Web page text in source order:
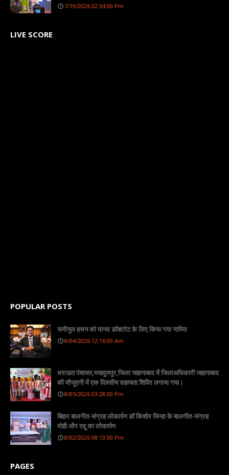
7/19/2026 02:34:00 Pm
LIVE SCORE
POPULAR POSTS
समीनुल हसन को मानद डॉक्टरेट के लिए किया गया नामित
8/04/2026 12:16:00 Am
धराऊत पंचायत,मखदुमपुर,जिला जहानाबाद में जिलाअधिकारी जहानाबाद
की मौजूदगी में एक दिवसीय सहायता शिविर लगाया गया।
8/05/2026 03:28:00 Pm
बिहार बालगीत-संग्रह लोकार्पण डॉ किशोर सिन्हा के बालगीत-संग्रह
मोही और दद्दू का लोकार्पण
8/02/2026 08:13:00 Pm
PAGES